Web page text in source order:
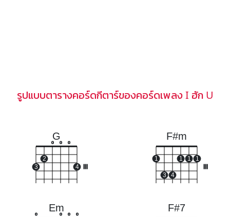
รูปแบบตารางคอร์ดกีตาร์ของคอร์ดเพลง I ฮัก U
G
3
2
o o o
4
F#m
1
3 4
1 1 1
Em
o o o o
F#7